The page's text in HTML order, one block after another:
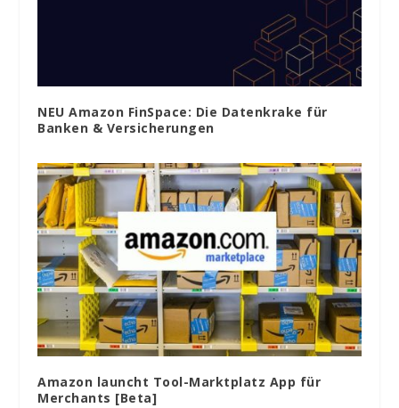
NEU Amazon FinSpace: Die Datenkrake für
Banken & Versicherungen
Amazon launcht Tool-Marktplatz App für
Merchants [Beta]